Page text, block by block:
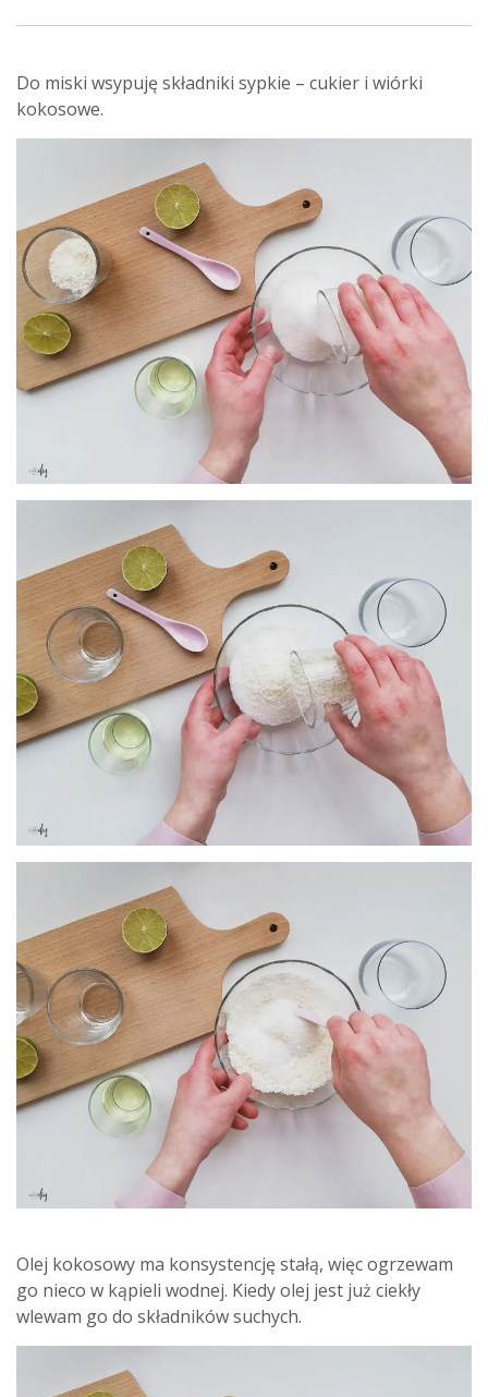
Do miski wsypuję składniki sypkie – cukier i wiórki
kokosowe.
Olej kokosowy ma konsystencję stałą, więc ogrzewam
go nieco w kąpieli wodnej. Kiedy olej jest już ciekły
wlewam go do składników suchych.